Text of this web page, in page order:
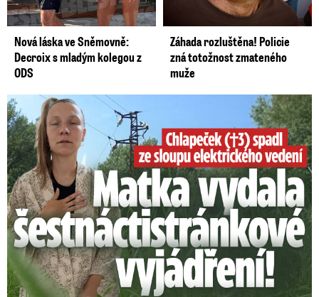
Nová láska ve Sněmovně:
Decroix s mladým kolegou z
ODS
Záhada rozluštěna! Policie
zná totožnost zmateného
muže
Smrtelný pád chlapce: Matka vydala vyjádření na 16 stran